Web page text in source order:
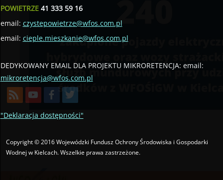
W związku z realizacją Programu
wsparcie w uzyskaniu dofinansowania i
Ponieważ proces pozyskiwania środków z
posiadania pełnomocnictwa z podpisem
WFOŚiGW w Kielcach apeluje o ostrożność.
POWIETRZE41 333 59 16
email: czystepowietrze@wfos.com.pl
email: cieple.mieszkanie@wfos.com.pl
DEDYKOWANY EMAIL DLA PROJEKTU MIKRORETENCJA: email:
mikroretencja@wfos.com.pl
"Deklaracja dostępności"
Copyright © 2016 Wojewódzki Fundusz Ochrony Środowiska i Gospodarki
Wodnej w Kielcach. Wszelkie prawa zastrzeżone.